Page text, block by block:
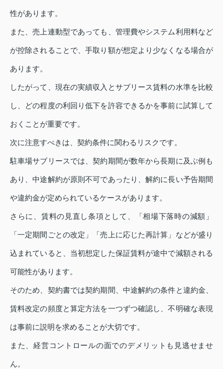
性があります。
また、売上連動型であっても、管理費やシステム利用料など
が控除されることで、手取り額が想定より少なくなる場合が
あります。
したがって、現在の実績収入とサブリース賃料の水準を比較
し、どの程度の利回り低下を許容できるかを事前に試算して
おくことが重要です。
次に注意すべきは、契約条件に関わるリスクです。
駐車場サブリースでは、契約期間が数年から長期に及ぶ例も
あり、中途解約が原則不可であったり、解約に長い予告期間
や違約金が定められているケースがあります。
さらに、賃料の見直し条項として、「相場下落時の減額」
「一定期間ごとの改定」「売上に応じた再計算」などが盛り
込まれていると、当初想定した保証賃料が途中で減額される
可能性があります。
そのため、契約書では契約期間、中途解約の条件と違約金、
賃料改定の頻度と算定方法を一つずつ確認し、不明確な表現
は事前に説明を求めることが大切です。
また、経営コントロールの面でのデメリットも見逃せませ
ん。